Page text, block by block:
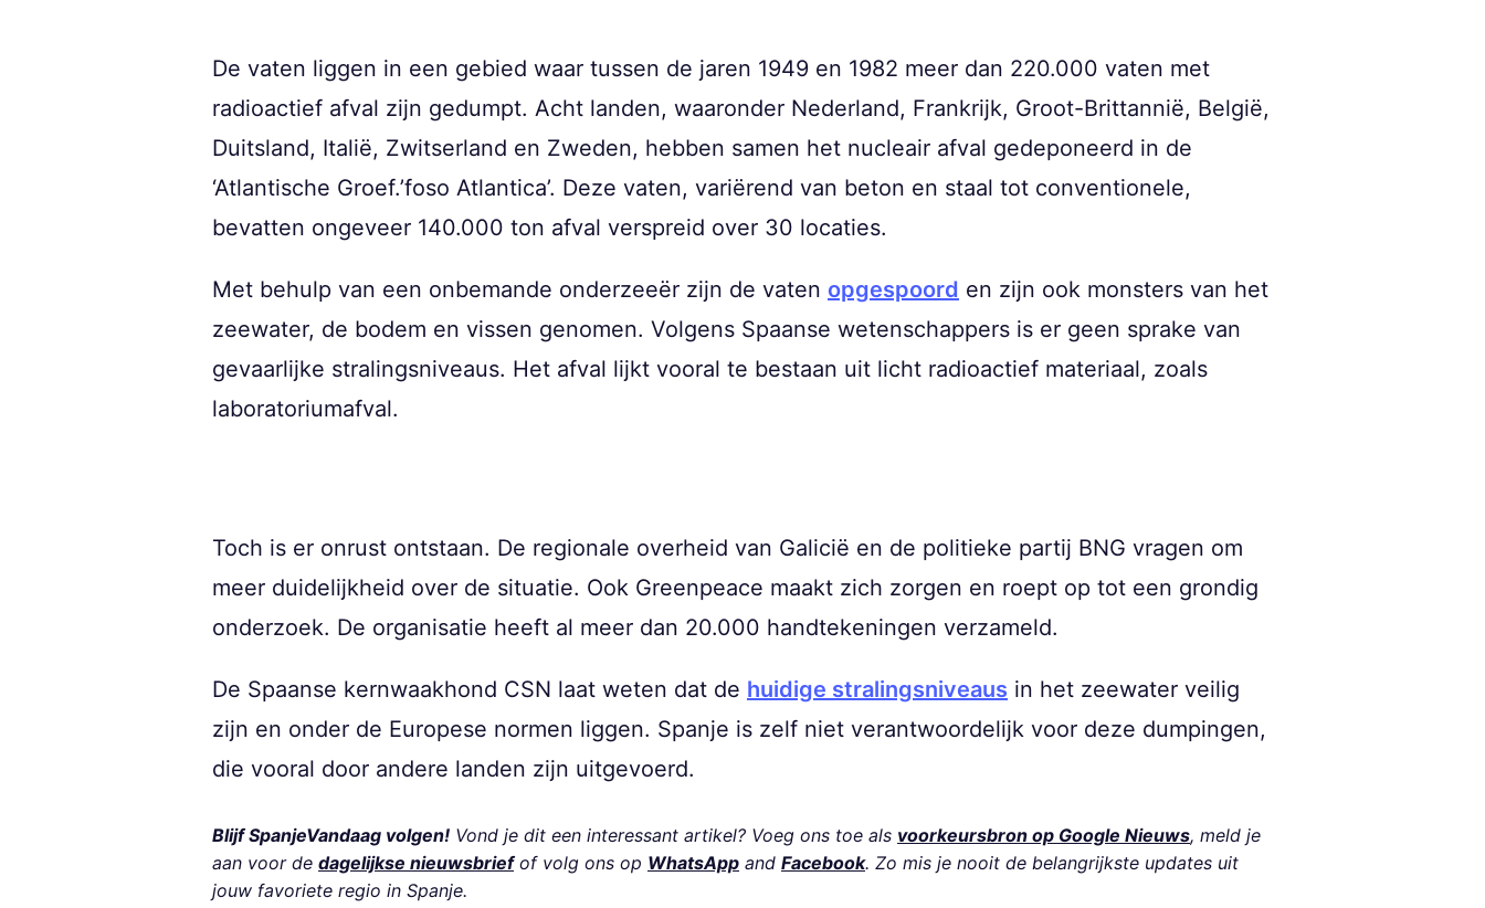
De vaten liggen in een gebied waar tussen de jaren 1949 en 1982 meer dan 220.000 vaten met
radioactief afval zijn gedumpt. Acht landen, waaronder Nederland, Frankrijk, Groot-Brittannië, België,
Duitsland, Italië, Zwitserland en Zweden, hebben samen het nucleair afval gedeponeerd in de
‘Atlantische Groef.’foso Atlantica’. Deze vaten, variërend van beton en staal tot conventionele,
bevatten ongeveer 140.000 ton afval verspreid over 30 locaties.
Met behulp van een onbemande onderzeeër zijn de vaten opgespoord en zijn ook monsters van het
zeewater, de bodem en vissen genomen. Volgens Spaanse wetenschappers is er geen sprake van
gevaarlijke stralingsniveaus. Het afval lijkt vooral te bestaan uit licht radioactief materiaal, zoals
laboratoriumafval.
Toch is er onrust ontstaan. De regionale overheid van Galicië en de politieke partij BNG vragen om
meer duidelijkheid over de situatie. Ook Greenpeace maakt zich zorgen en roept op tot een grondig
onderzoek. De organisatie heeft al meer dan 20.000 handtekeningen verzameld.
De Spaanse kernwaakhond CSN laat weten dat de huidige stralingsniveaus in het zeewater veilig
zijn en onder de Europese normen liggen. Spanje is zelf niet verantwoordelijk voor deze dumpingen,
die vooral door andere landen zijn uitgevoerd.
Blijf SpanjeVandaag volgen! Vond je dit een interessant artikel? Voeg ons toe als voorkeursbron op Google Nieuws, meld je
aan voor de dagelijkse nieuwsbriefof volg ons op WhatsApp and Facebook. Zo mis je nooit de belangrijkste updates uit
jouw favoriete regio in Spanje.